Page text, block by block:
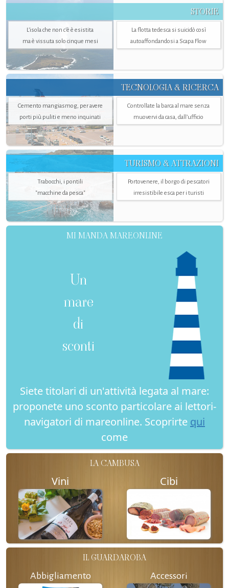
STORIE
L’isola che non c'è è esistita
ma è vissuta solo cinque mesi
La flotta tedesca si suicidò così
autoaffondandosi a Scapa Flow
TECNOLOGIA & RICERCA
Cemento mangiasmog, per avere
porti più puliti e meno inquinati
Controllate la barca al mare senza
muovervi da casa, dall’ufficio
TURISMO & ATTRAZIONI
Trabocchi, i pontili
"macchine da pesca"
Portovenere, il borgo di pescatori
irresistibile esca per i turisti
MI MANDA MAREONLINE
Un
mare
di
sconti
Siete titolari di un'attività legata al mare:
proponete uno sconto particolare ai lettori-
navigatori di mareonline. Scoprirte qui
come
LA CAMBUSA
Vini Cibi
IL GUARDAROBA
Abbigliamento Accessori